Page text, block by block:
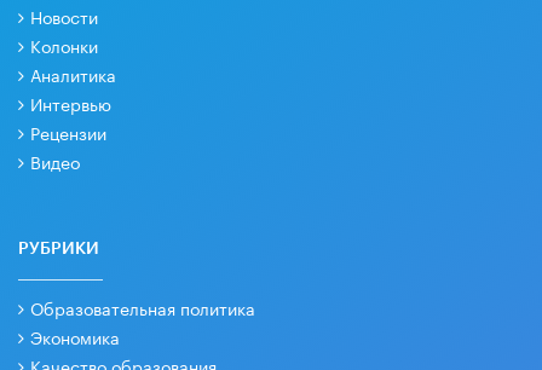
Новости
Колонки
Аналитика
Интервью
Рецензии
Видео
РУБРИКИ
Образовательная политика
Экономика
Качество образования